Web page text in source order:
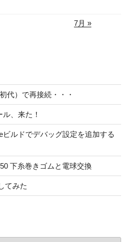
7月 »
代）で再接続・・・
、来た！
ビルドでデバッグ設定を追加する
下糸巻きゴムと電球交換
てみた